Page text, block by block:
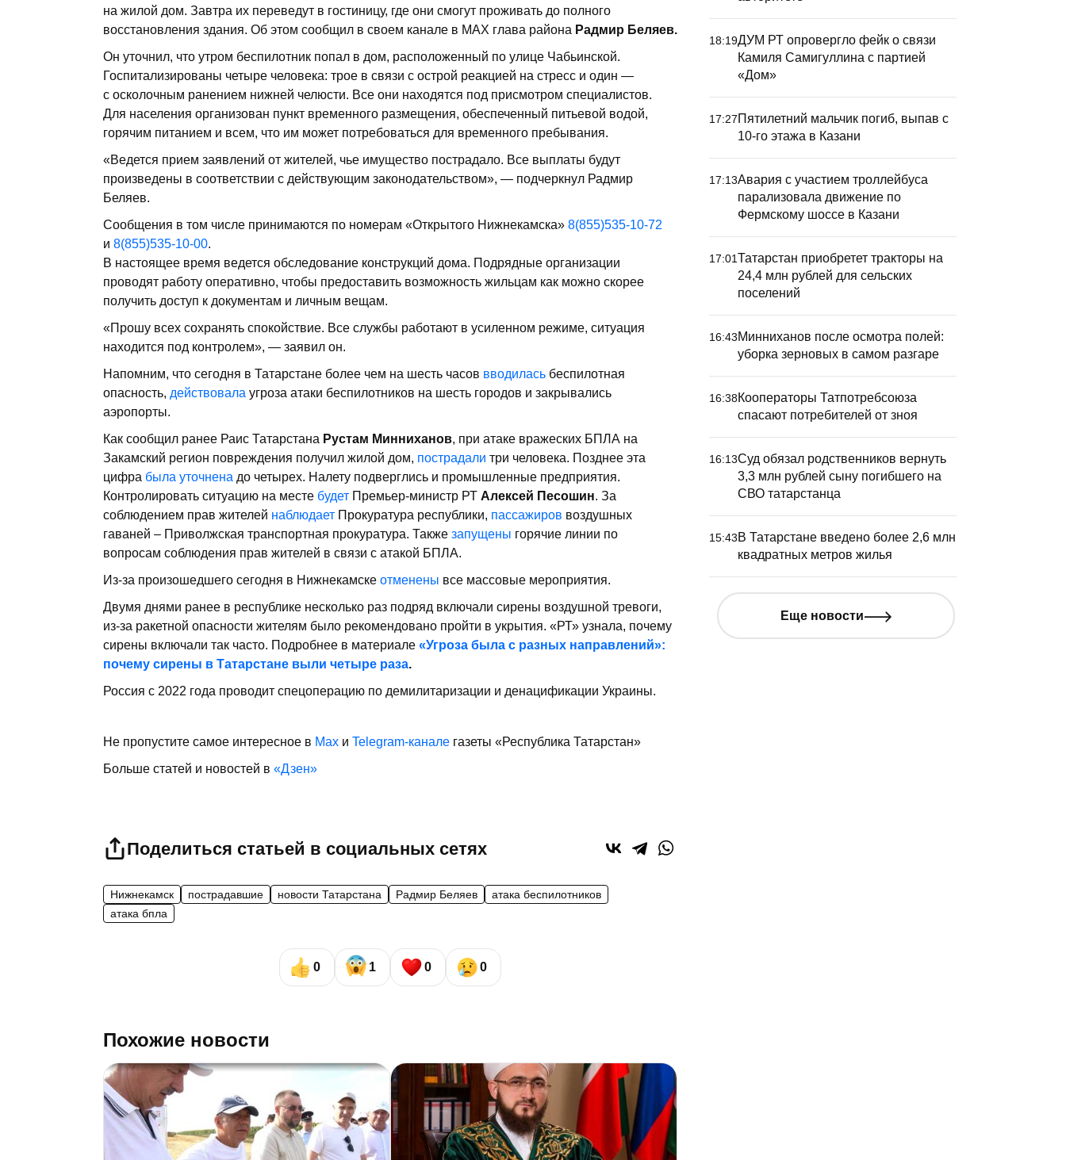
на жилой дом. Завтра их переведут в гостиницу, где они смогут проживать до полного
восстановления здания. Об этом сообщил в своем канале в MAX глава района Радмир Беляев.
Он уточнил, что утром беспилотник попал в дом, расположенный по улице Чабьинской.
Госпитализированы четыре человека: трое в связи с острой реакцией на стресс и один —
с осколочным ранением нижней челюсти. Все они находятся под присмотром специалистов.
Для населения организован пункт временного размещения, обеспеченный питьевой водой,
горячим питанием и всем, что им может потребоваться для временного пребывания.
«Ведется прием заявлений от жителей, чье имущество пострадало. Все выплаты будут
произведены в соответствии с действующим законодательством», — подчеркнул Радмир
Беляев.
Сообщения в том числе принимаются по номерам «Открытого Нижнекамска» 8(855)535-10-72
и 8(855)535-10-00.
В настоящее время ведется обследование конструкций дома. Подрядные организации
проводят работу оперативно, чтобы предоставить возможность жильцам как можно скорее
получить доступ к документам и личным вещам.
«Прошу всех сохранять спокойствие. Все службы работают в усиленном режиме, ситуация
находится под контролем», — заявил он.
Напомним, что сегодня в Татарстане более чем на шесть часов вводилась беспилотная
опасность, действовала угроза атаки беспилотников на шесть городов и закрывались
аэропорты.
Как сообщил ранее Раис Татарстана Рустам Минниханов, при атаке вражеских БПЛА на
Закамский регион повреждения получил жилой дом, пострадали три человека. Позднее эта
цифра была уточнена до четырех. Налету подверглись и промышленные предприятия.
Контролировать ситуацию на месте будет Премьер-министр РТ Алексей Песошин. За
соблюдением прав жителей наблюдает Прокуратура республики, пассажиров воздушных
гаваней – Приволжская транспортная прокуратура. Также запущены горячие линии по
вопросам соблюдения прав жителей в связи с атакой БПЛА.
Из-за произошедшего сегодня в Нижнекамске отменены все массовые мероприятия.
Двумя днями ранее в республике несколько раз подряд включали сирены воздушной тревоги,
из-за ракетной опасности жителям было рекомендовано пройти в укрытия. «РТ» узнала, почему
сирены включали так часто. Подробнее в материале «Угроза была с разных направлений»:
почему сирены в Татарстане выли четыре раза.
Россия с 2022 года проводит спецоперацию по демилитаризации и денацификации Украины.
Не пропустите самое интересное в Max и Telegram-канале газеты «Республика Татарстан»
Больше статей и новостей в «Дзен»
Поделиться статьей в социальных сетях
Нижнекамск пострадавшие новости Татарстана Радмир Беляев
атака беспилотников
атака бпла
0 1 0 0
Похожие новости
18:19ДУМ РТ опровергло фейк о связи
Камиля Самигуллина с партией
«Дом»
17:27Пятилетний мальчик погиб, выпав с
10-го этажа в Казани
17:13Авария с участием троллейбуса
парализовала движение по
Фермскому шоссе в Казани
17:01Татарстан приобретет тракторы на
24,4 млн рублей для сельских
поселений
16:43Минниханов после осмотра полей:
уборка зерновых в самом разгаре
16:38Кооператоры Татпотребсоюза
спасают потребителей от зноя
16:13Суд обязал родственников вернуть
3,3 млн рублей сыну погибшего на
СВО татарстанца
15:43В Татарстане введено более 2,6 млн
квадратных метров жилья
Еще новости